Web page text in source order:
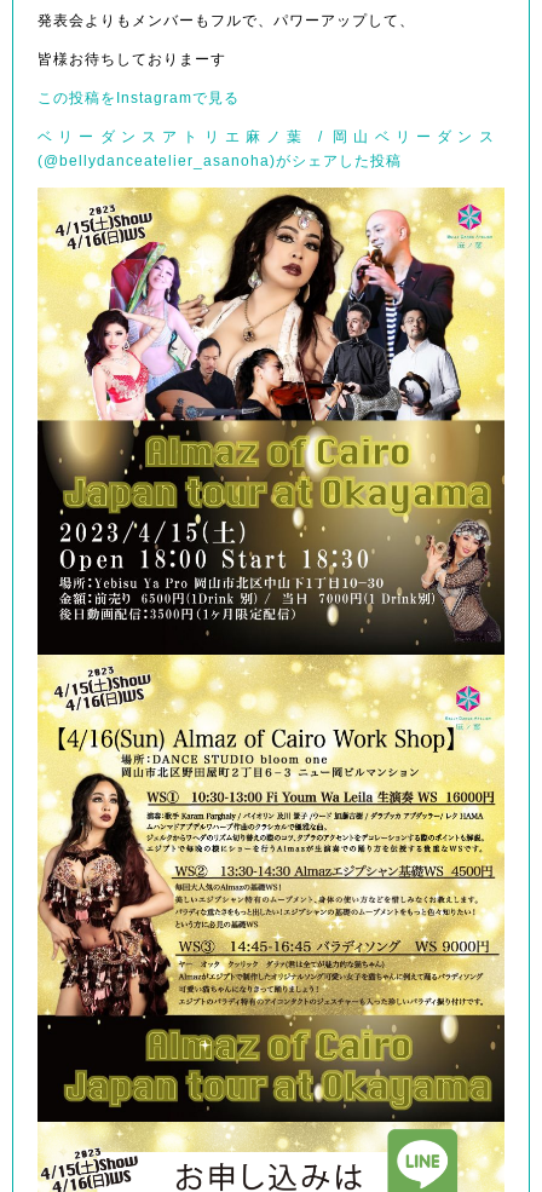
発表会よりもメンバーもフルで、パワーアップして、
皆様お待ちしておりまーす
この投稿をInstagramで見る
ベリーダンスアトリエ麻ノ葉 / 岡山ベリーダンス
(@bellydanceatelier_asanoha)がシェアした投稿